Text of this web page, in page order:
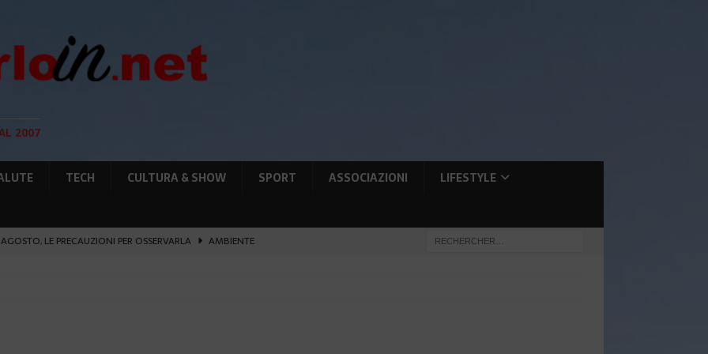
2007
TECH CULTURA & SHOW SPORT ASSOCIAZIONI
LIFESTYLE
LE PRECAUZIONI PER OSSERVARLA
AMBIENTE
ad Auschwitz-Birkenau
PORTO IL 1° MONACO ATHLETICS FESTIVAL